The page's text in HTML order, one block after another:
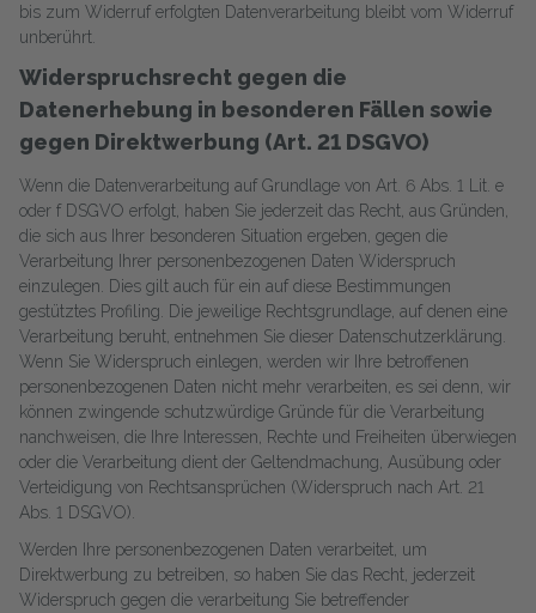
bis zum Widerruf erfolgten Datenverarbeitung bleibt vom Widerruf
unberührt.
Widerspruchsrecht gegen die
Datenerhebung in besonderen Fällen sowie
gegen Direktwerbung (Art. 21 DSGVO)
Wenn die Datenverarbeitung auf Grundlage von Art. 6 Abs. 1 Lit. e
oder f DSGVO erfolgt, haben Sie jederzeit das Recht, aus Gründen,
die sich aus Ihrer besonderen Situation ergeben, gegen die
Verarbeitung Ihrer personenbezogenen Daten Widerspruch
einzulegen. Dies gilt auch für ein auf diese Bestimmungen
gestütztes Profiling. Die jeweilige Rechtsgrundlage, auf denen eine
Verarbeitung beruht, entnehmen Sie dieser Datenschutzerklärung.
Wenn Sie Widerspruch einlegen, werden wir Ihre betroffenen
personenbezogenen Daten nicht mehr verarbeiten, es sei denn, wir
können zwingende schutzwürdige Gründe für die Verarbeitung
nanchweisen, die Ihre Interessen, Rechte und Freiheiten überwiegen
oder die Verarbeitung dient der Geltendmachung, Ausübung oder
Verteidigung von Rechtsansprüchen (Widerspruch nach Art. 21
Abs. 1 DSGVO).
Werden Ihre personenbezogenen Daten verarbeitet, um
Direktwerbung zu betreiben, so haben Sie das Recht, jederzeit
Widerspruch gegen die verarbeitung Sie betreffender